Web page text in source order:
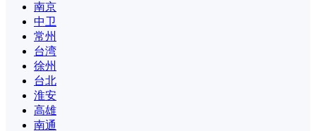
南京
中卫
常州
台湾
徐州
台北
淮安
高雄
南通